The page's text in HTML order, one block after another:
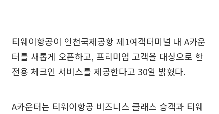
티웨이항공이 인천국제공항 제1여객터미널 내 A카운
터를 새롭게 오픈하고, 프리미엄 고객을 대상으로 한
전용 체크인 서비스를 제공한다고 30일 밝혔다.
A카운터는 티웨이항공 비즈니스 클래스 승객과 티웨